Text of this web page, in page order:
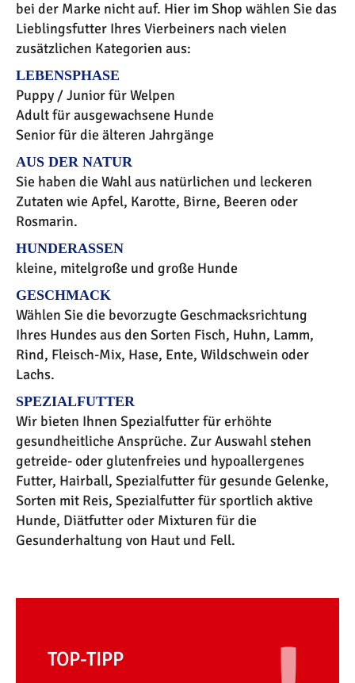
bei der Marke nicht auf. Hier im Shop wählen Sie das
Lieblingsfutter Ihres Vierbeiners nach vielen
zusätzlichen Kategorien aus:
LEBENSPHASE
Puppy / Junior für Welpen
Adult für ausgewachsene Hunde
Senior für die älteren Jahrgänge
AUS DER NATUR
Sie haben die Wahl aus natürlichen und leckeren
Zutaten wie Apfel, Karotte, Birne, Beeren oder
Rosmarin.
HUNDERASSEN
kleine, mitelgroße und große Hunde
GESCHMACK
Wählen Sie die bevorzugte Geschmacksrichtung
Ihres Hundes aus den Sorten Fisch, Huhn, Lamm,
Rind, Fleisch-Mix, Hase, Ente, Wildschwein oder
Lachs.
SPEZIALFUTTER
Wir bieten Ihnen Spezialfutter für erhöhte
gesundheitliche Ansprüche. Zur Auswahl stehen
getreide- oder glutenfreies und hypoallergenes
Futter, Hairball, Spezialfutter für gesunde Gelenke,
Sorten mit Reis, Spezialfutter für sportlich aktive
Hunde, Diätfutter oder Mixturen für die
Gesunderhaltung von Haut und Fell.
TOP-TIPP